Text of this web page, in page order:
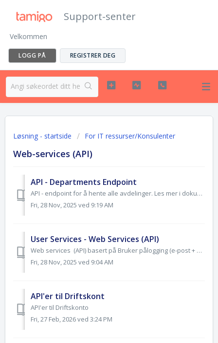
Support-senter
Velkommen
LOGG PÅ REGISTRER DEG
Løsning - startside For IT ressurser/Konsulenter
Web-services (API)
API - Departments Endpoint
API - endpoint for å hente alle avdelinger. Les mer i dokumentet
Fri, 28 Nov, 2025 ved 9:19 AM
User Services - Web Services (API)
Web services (API) basert på Bruker pålogging (e-post + passord). Les veiledninger i dokumentet
Fri, 28 Nov, 2025 ved 9:04 AM
API'er til Driftskont
API'er til Driftskonto
Fri, 27 Feb, 2026 ved 3:24 PM